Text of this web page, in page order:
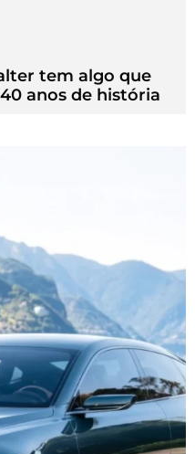
tem algo que
anos de história